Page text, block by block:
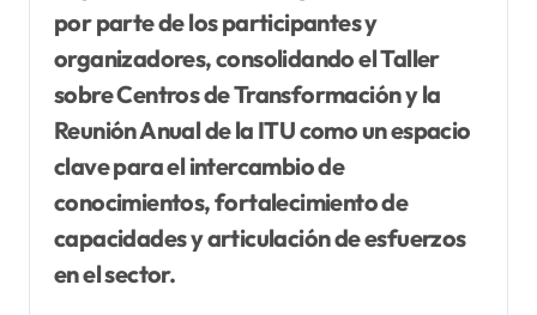
por parte de los participantes y
organizadores, consolidando el Taller
sobre Centros de Transformación y la
Reunión Anual de la ITU como un espacio
clave para el intercambio de
conocimientos, fortalecimiento de
capacidades y articulación de esfuerzos
en el sector.